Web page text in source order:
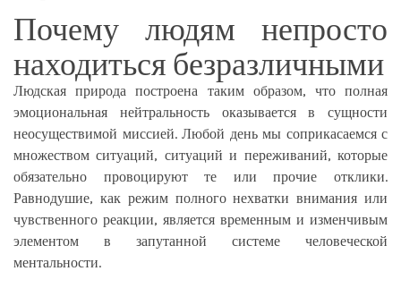
Почему людям непросто
находиться безразличными
Людская природа построена таким образом, что полная
эмоциональная нейтральность оказывается в сущности
неосуществимой миссией. Любой день мы соприкасаемся с
множеством ситуаций, ситуаций и переживаний, которые
обязательно провоцируют те или прочие отклики.
Равнодушие, как режим полного нехватки внимания или
чувственного реакции, является временным и изменчивым
элементом в запутанной системе человеческой
ментальности.